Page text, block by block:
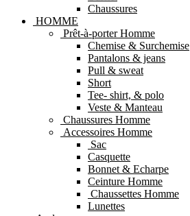
Chaussures
HOMME
Prêt-à-porter Homme
Chemise & Surchemise
Pantalons & jeans
Pull & sweat
Short
Tee- shirt, & polo
Veste & Manteau
Chaussures Homme
Accessoires Homme
Sac
Casquette
Bonnet & Echarpe
Ceinture Homme
Chaussettes Homme
Lunettes